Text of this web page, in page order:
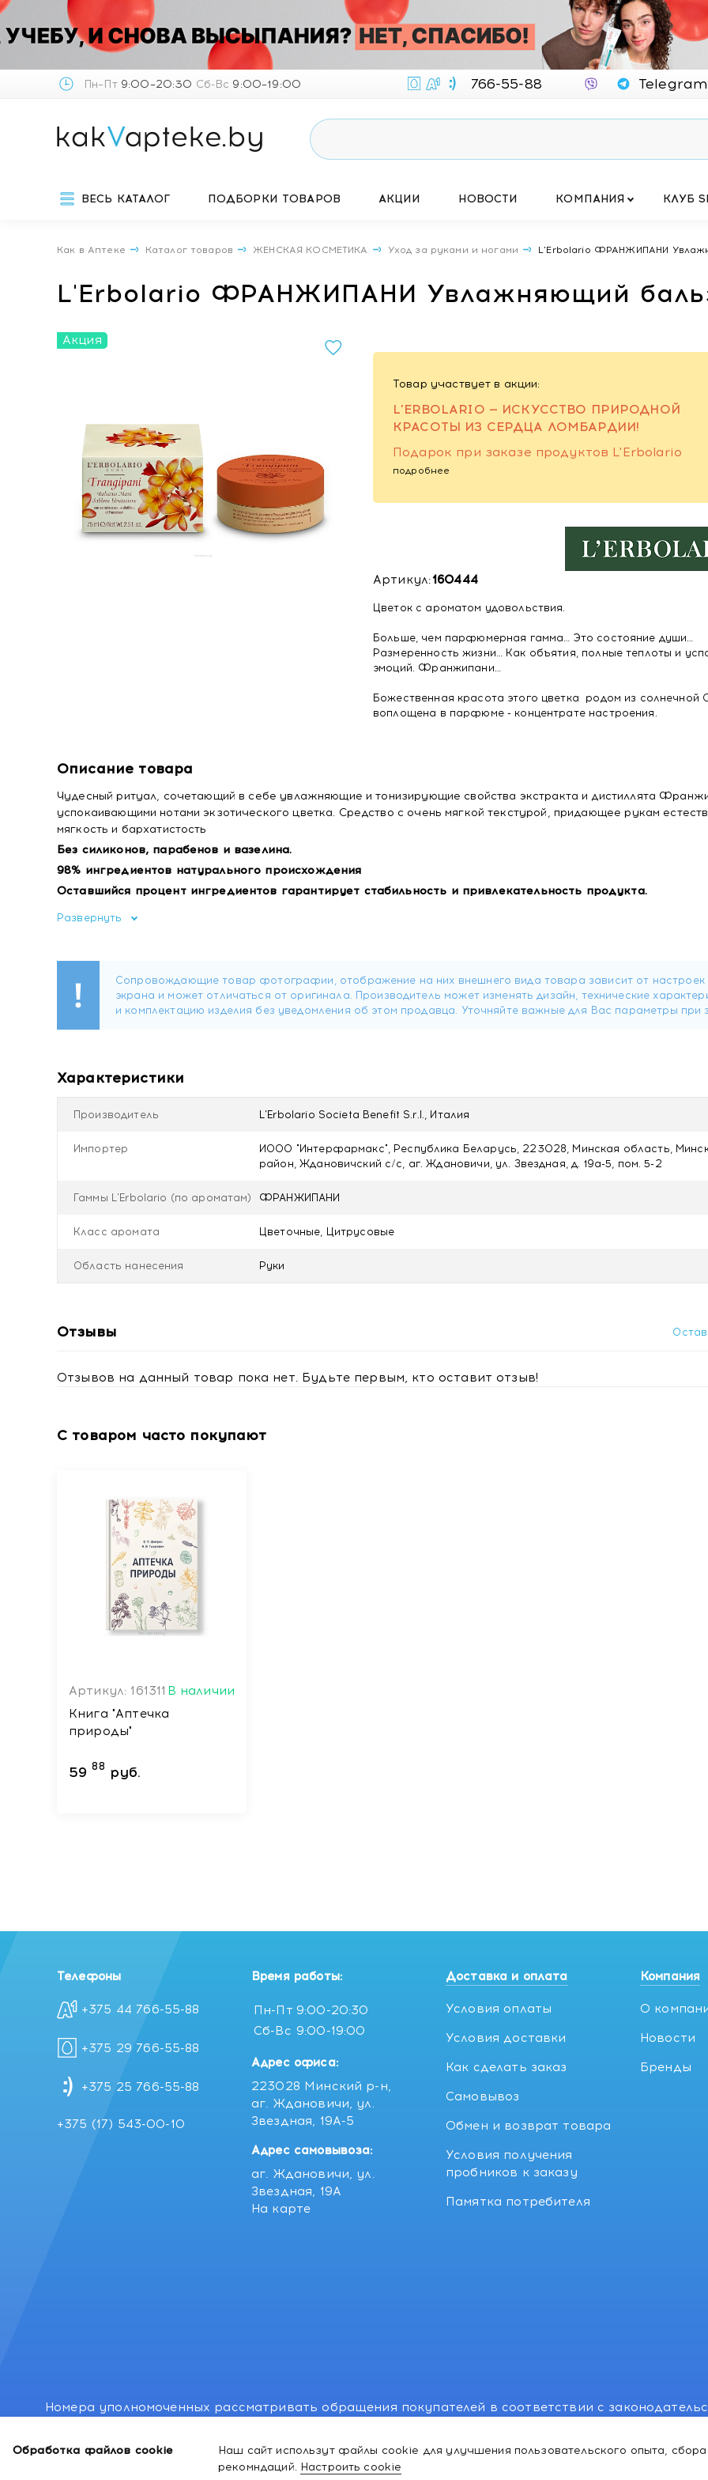
Пн–Пт9:00–20:30 Сб-Вс 9:00–19:00 766-55-88
ВЕСЬ КАТАЛОГ ПОДБОРКИ ТОВАРОВ АКЦИИ НОВОСТИ КОМПАНИЯ КЛУБ
Как в Аптеке Каталог товаров ЖЕНСКАЯ КОСМЕТИКА Уход за руками и ногами L'Erbolario ФРАНЖИПАНИ
L'Erbolario ФРАНЖИПАНИ Увлажняющий
Акция
Товар участвует в акции:
L'ERBOLARIO — ИСКУССТВО ПРИРОДНОЙ
КРАСОТЫ ИЗ СЕРДЦА ЛОМБАРДИИ!
Подарок при заказе продуктов L'Erbolario
подробнее
Артикул:160444
Цветок с ароматом удовольствия.
Больше, чем парфюмерная гамма… Это состояние души…
Размеренность жизни… Как объятия, полные теплоты и
эмоций. Франжипани…
Божественная красота этого цветка родом из солнечной
воплощена в парфюме - концентрате настроения.
Описание товара
Чудесный ритуал, сочетающий в себе увлажняющие и тонизирующие свойства экстракта и дистиллята
успокаивающими нотами экзотического цветка. Средство с очень мягкой текстурой, придающее рукам
мягкость и бархатистость
Без силиконов, парабенов и вазелина.
98% ингредиентов натурального происхождения
Оставшийся процент ингредиентов гарантирует стабильность и привлекательность продукта.
100% перерабатываемая упаковка.
Касторовое масло
Витамин Е из соевых бобов.
Применение:
Aqua (Water), Glycerin, Plumeria rubra flower/leaf/stem water, Cetearyl alcohol, Ricinus communis (Castor) seed
Hydrogenated castor oil, Sodium anisate, Citric acid, Tocopherol, Copernica cerifera (Carnauba) wax, Helianthus
sorbate, Linalool, Sodium chloride, Rosmarinus officinalis (Rosemary) leaf extract, Limonene, Coumarin,
Hydroxycitronellal, Citronellol, Geraniol
Развернуть
Характеристики
Производитель L'Erbolario Societа Benefit S.r.l., Италия
Импортер
ИООО "Интерфармакс", Республика Беларусь, 223028, Минская область,
район, Ждановичский с/с, аг. Ждановичи, ул. Звездная, д. 19а-5, пом. 5-2
Гаммы L'Erbolario (по ароматам) ФРАНЖИПАНИ
Класс аромата Цветочные, Цитрусовые
Область нанесения Руки
Отзывы
Отзывов на данный товар пока нет. Будьте первым, кто оставит отзыв!
С товаром часто покупают
Артикул: 161311 В наличии
Книга "Аптечка
природы"
59 88 руб.
Обработка файлов cookie
Наш сайт использут файлы cookie для улучшения пользовательского опыта, сбора
рекомндаций. Настроить cookie
Телефоны
+375 44 766-55-88
+375 29 766-55-88
+375 25 766-55-88
+375 (17) 543-00-10
Время работы:
Пн-Пт 9:00-20:30
Сб-Вс 9:00-19:00
Адрес офиса:
223028 Минский р-н,
аг. Ждановичи, ул.
Звездная, 19А-5
Адрес самовывоза:
аг. Ждановичи, ул.
Звездная, 19А
На карте
Доставка и оплата
Условия оплаты
Условия доставки
Как сделать заказ
Самовывоз
Обмен и возврат товара
Условия получения
пробников к заказу
Памятка потребителя
Компания
О
Новости
Бренды
Номера уполномоченных рассматривать обращения покупателей в соответствии с
Номер и адрес электронной почты лица, уполномоченного рассматривать обращения
законодательством о защите прав потребителей:766-55-88 (для всех мобильных операторов),